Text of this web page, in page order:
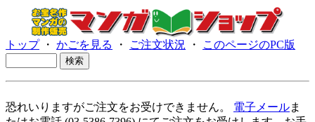
トップ・ かごを見る ・ ご注文状況 ・ このページのPC版
恐れいりますがご注文をお受けできません。 電子メールま